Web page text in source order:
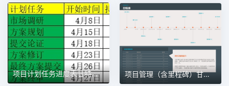
项目计划任务进度表甘特图1甘特图excel模板 项目管理（含里程碑）甘特图excel模板